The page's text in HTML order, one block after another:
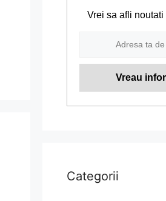
Vrei sa afli
Categorii